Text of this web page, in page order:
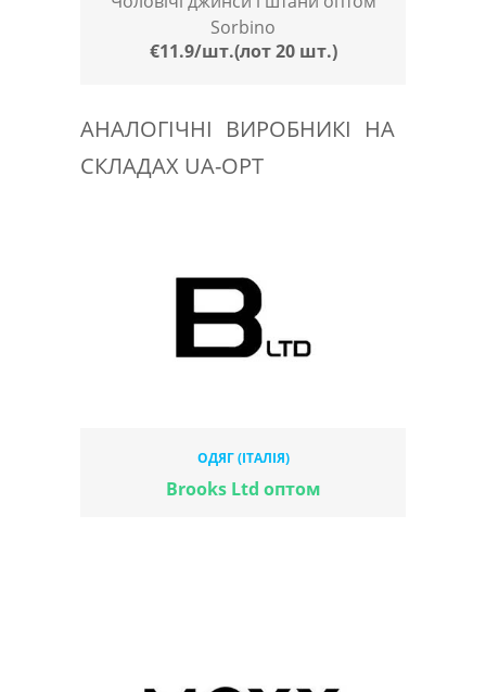
Sorbino
€11.9/шт.(лот 20 шт.)
АНАЛОГІЧНІ ВИРОБНИКІ НА
СКЛАДАХ UA-OPT
ОДЯГ (ІТАЛІЯ)
Brooks Ltd оптом